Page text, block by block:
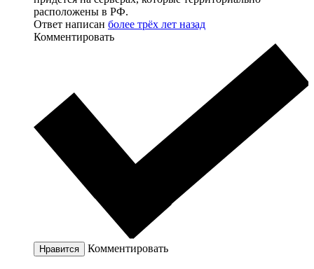
расположены в РФ.
Ответ написан более трёх лет назад
Комментировать
Нравится Комментировать